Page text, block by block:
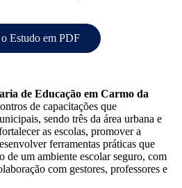
Estudo em PDF
de Educação em Carmo da
de capacitações que
sendo três da área urbana e
as escolas, promover a
ferramentas práticas que
de um ambiente escolar seguro, com
com gestores, professores e